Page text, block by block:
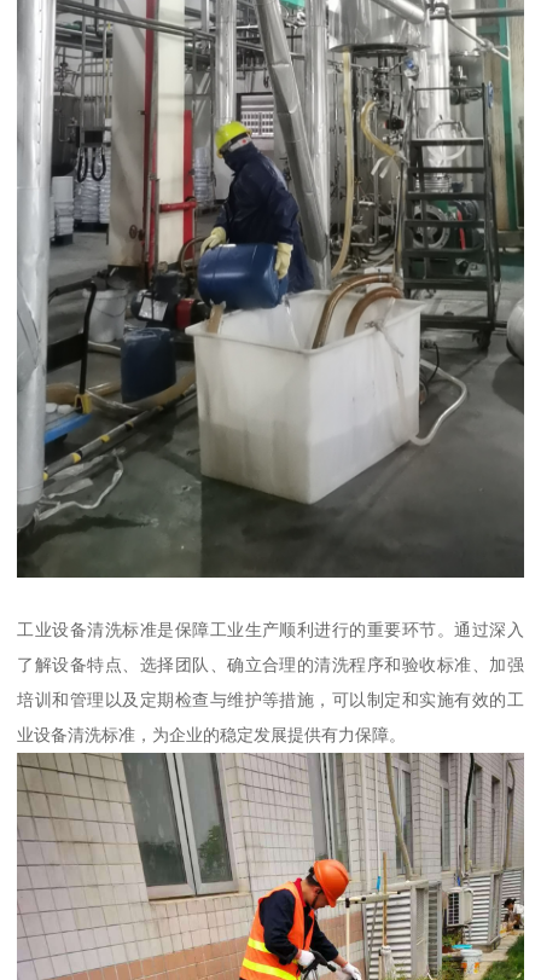
工业设备清洗标准是保障工业生产顺利进行的重要环节。通过深入
了解设备特点、选择团队、确立合理的清洗程序和验收标准、加强
培训和管理以及定期检查与维护等措施，可以制定和实施有效的工
业设备清洗标准，为企业的稳定发展提供有力保障。